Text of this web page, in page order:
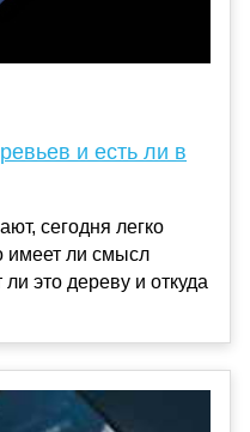
и есть ли в
сегодня легко
имеет ли смысл
это дереву и откуда